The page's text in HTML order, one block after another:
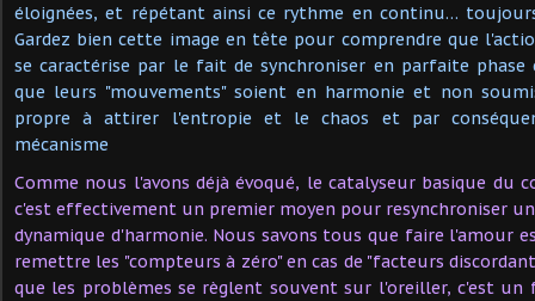
éloignées, et répétant ainsi ce rythme en continu…
Gardez bien cette image en tête pour comprendre que
se caractérise par le fait de synchroniser en parfaite phase
que leurs "mouvements" soient en harmonie et non
propre à attirer l'entropie et le chaos et par
mécanisme
Comme nous l'avons déjà évoqué, le catalyseur basique du
c'est effectivement un premier moyen pour resynchroniser
dynamique d'harmonie. Nous savons tous que faire l'amour
remettre les "compteurs à zéro" en cas de "facteurs
que les problèmes se règlent souvent sur l'oreiller, c'est un